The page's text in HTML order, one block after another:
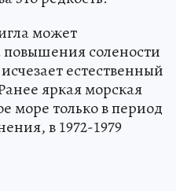
может
повышения солености
естественный
яркая морская
море только в период
в 1972-1979